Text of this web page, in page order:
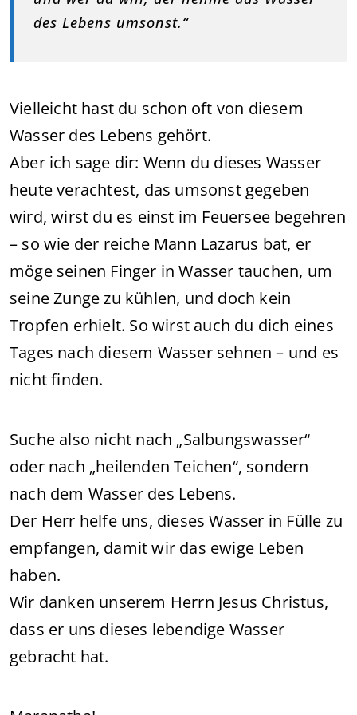
des Lebens umsonst.“
Vielleicht hast du schon oft von diesem
Wasser des Lebens gehört.
Aber ich sage dir: Wenn du dieses Wasser
heute verachtest, das umsonst gegeben
wird, wirst du es einst im Feuersee begehren
– so wie der reiche Mann Lazarus bat, er
möge seinen Finger in Wasser tauchen, um
seine Zunge zu kühlen, und doch kein
Tropfen erhielt. So wirst auch du dich eines
Tages nach diesem Wasser sehnen – und es
nicht finden.
Suche also nicht nach „Salbungswasser“
oder nach „heilenden Teichen“, sondern
nach dem Wasser des Lebens.
Der Herr helfe uns, dieses Wasser in Fülle zu
empfangen, damit wir das ewige Leben
haben.
Wir danken unserem Herrn Jesus Christus,
dass er uns dieses lebendige Wasser
gebracht hat.